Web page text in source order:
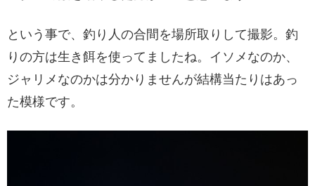
という事で、釣り人の合間を場所取りして撮影。釣
りの方は生き餌を使ってましたね。イソメなのか、
ジャリメなのかは分かりませんが結構当たりはあっ
た模様です。